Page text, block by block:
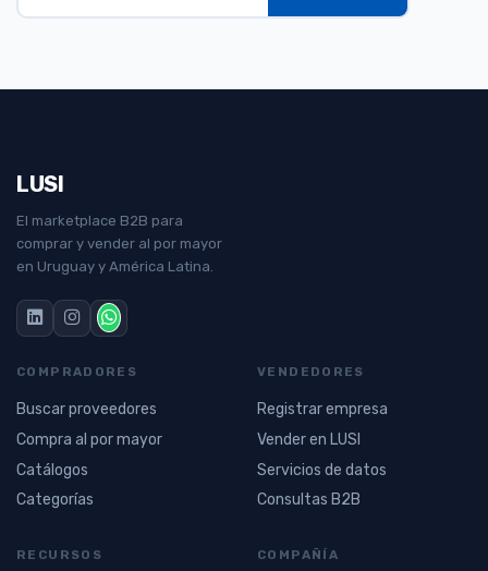
LUSI
El marketplace B2B para
comprar y vender al por mayor
en Uruguay y América Latina.
COMPRADORES
Buscar proveedores
Compra al por mayor
Catálogos
Categorías
VENDEDORES
Registrar empresa
Vender en LUSI
Servicios de datos
Consultas B2B
RECURSOS COMPAÑÍA